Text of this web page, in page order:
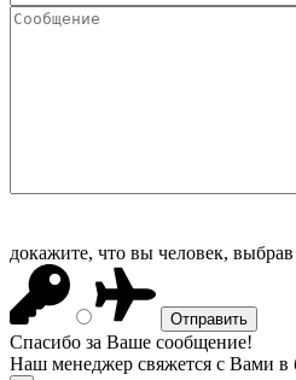
докажите, что вы человек, выбрав
Спасибо за Ваше сообщение!
Наш менеджер свяжется с Вами в